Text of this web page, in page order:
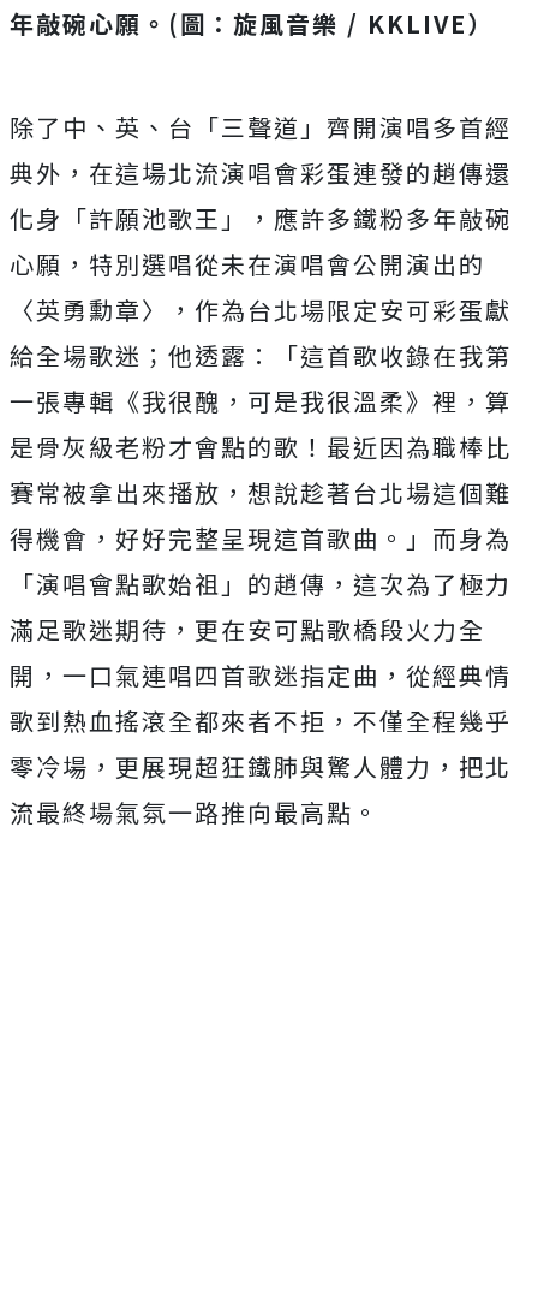
年敲碗心願。(圖：旋風音樂 / KKLIVE）
除了中、英、台「三聲道」齊開演唱多首經
典外，在這場北流演唱會彩蛋連發的趙傳還
化身「許願池歌王」，應許多鐵粉多年敲碗
心願，特別選唱從未在演唱會公開演出的
〈英勇勳章〉，作為台北場限定安可彩蛋獻
給全場歌迷；他透露：「這首歌收錄在我第
一張專輯《我很醜，可是我很溫柔》裡，算
是骨灰級老粉才會點的歌！最近因為職棒比
賽常被拿出來播放，想說趁著台北場這個難
得機會，好好完整呈現這首歌曲。」而身為
「演唱會點歌始祖」的趙傳，這次為了極力
滿足歌迷期待，更在安可點歌橋段火力全
開，一口氣連唱四首歌迷指定曲，從經典情
歌到熱血搖滾全都來者不拒，不僅全程幾乎
零冷場，更展現超狂鐵肺與驚人體力，把北
流最終場氣氛一路推向最高點。